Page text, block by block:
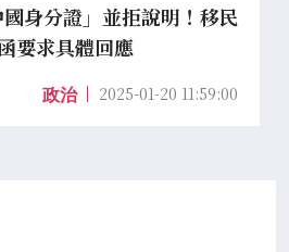
身分證」並拒說明！移民
要求具體回應
政治 2025-01-20 11:59:00